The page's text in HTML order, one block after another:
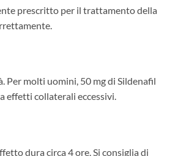
prescritto per il trattamento della
molti uomini, 50 mg di Sildenafil
effetti collaterali eccessivi.
dura circa 4 ore. Si consiglia di